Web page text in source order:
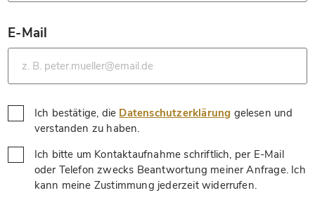
E-Mail
*
Ich bestätige, die Datenschutzerklärung gelesen und
verstanden zu haben.
Ich bitte um Kontaktaufnahme schriftlich, per E-Mail
oder Telefon zwecks Beantwortung meiner Anfrage. Ich
kann meine Zustimmung jederzeit widerrufen.